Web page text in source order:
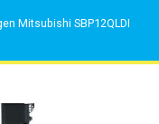
Mitsubishi SBP12QLDI